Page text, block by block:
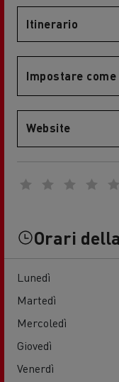
Itinerario
Impostare
Website
Orari
Lunedì
Martedì
Mercoledì
Giovedì
Venerdì